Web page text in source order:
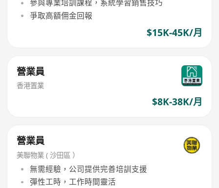
參與專業培訓課程，系統學習銷售技巧
爭取高額佣金回報
$15K-45K/月
營業員
香港置業
$8K-38K/月
營業員
美聯物業 ( 沙田區 ）
無需經驗，公司提供完善培訓支援
彈性工時，工作時間靈活